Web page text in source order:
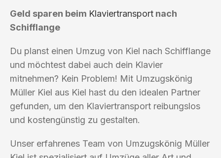
Geld sparen beim Klaviertransport nach
Schifflange
Du planst einen Umzug von Kiel nach Schifflange
und möchtest dabei auch dein Klavier
mitnehmen? Kein Problem! Mit Umzugskönig
Müller Kiel aus Kiel hast du den idealen Partner
gefunden, um den Klaviertransport reibungslos
und kostengünstig zu gestalten.
Unser erfahrenes Team von Umzugskönig Müller